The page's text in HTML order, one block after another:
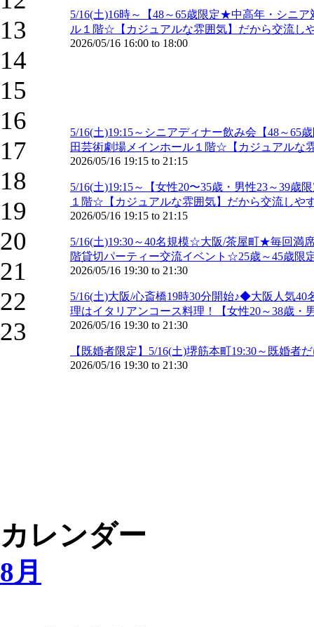
13
14
15
16
17
18
19
20
21
22
23
5/16(土)16時～【48～65歳限定★中高年・シニ
ル１階☆【カジュアルな雰囲気】だから交流し
2026/05/16 16:00 to 18:00
5/16(土)19:15～シニアディナー飲み会【48～
田芸術劇場メインホール１階☆【カジュアルな
2026/05/16 19:15 to 21:15
5/16(土)19:15～【女性20〜35歳・男性23～39
１階☆【カジュアルな雰囲気】だから交流し
2026/05/16 19:15 to 21:15
5/16(土)19:30～40名規模☆大阪/茶屋町★毎回満
階貸切パーティー交流イベント☆25歳～45歳限
2026/05/16 19:30 to 21:30
5/16(土)大阪/心斎橋19時30分開始♪◆大阪人気
理はイタリアンコース料理！【女性20～38歳・
2026/05/16 19:30 to 21:30
【既婚者限定】5/16(土)堺筋本町19:30～既婚
2026/05/16 19:30 to 21:30
カレンダー
8月